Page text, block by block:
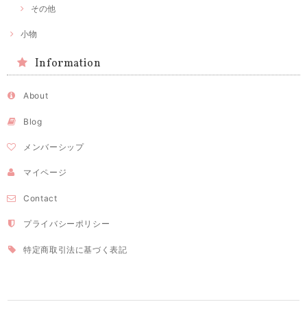
その他
小物
Information
About
Blog
メンバーシップ
マイページ
Contact
プライバシーポリシー
特定商取引法に基づく表記